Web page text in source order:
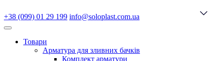
+38 (099) 01 29 199 info@soloplast.com.ua
Товари
Арматура для зливних бачків
Комплект арматури